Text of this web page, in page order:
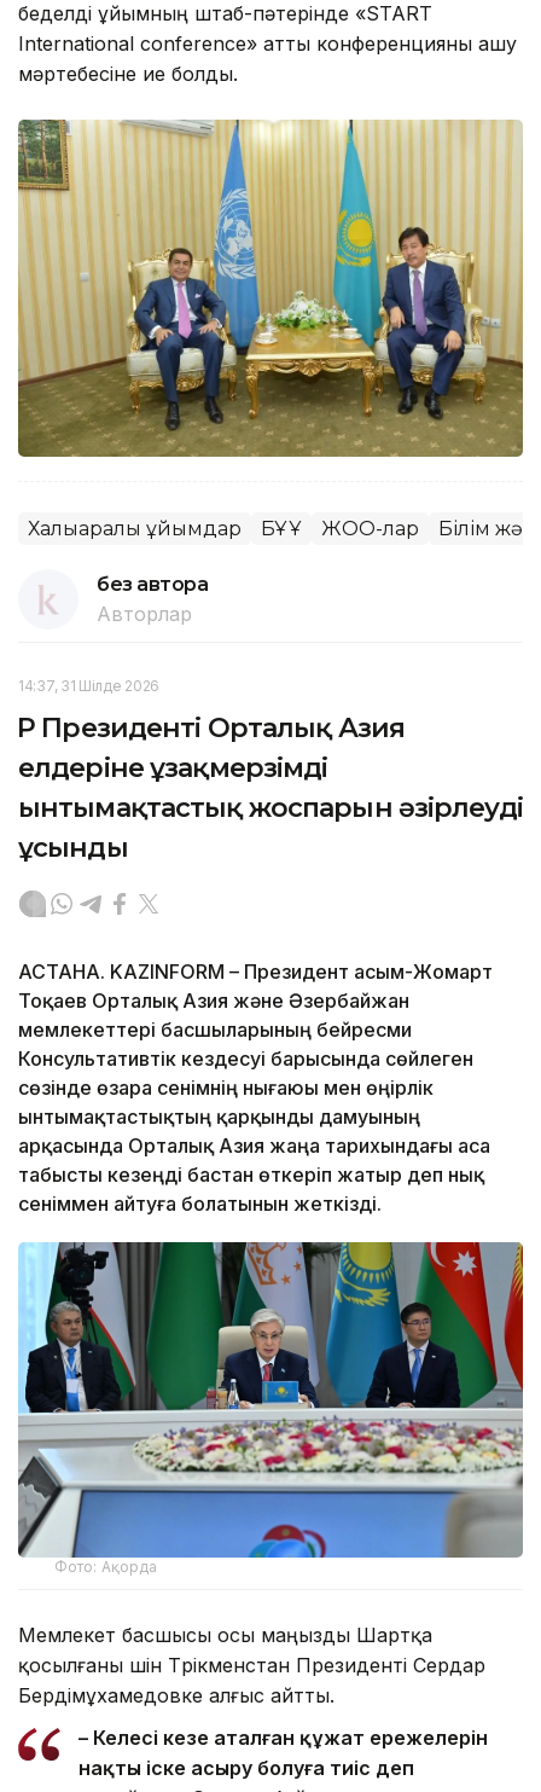
беделді ұйымның штаб-пәтерінде «START
International conference» атты конференцияны ашу
мәртебесіне ие болды.
Халықаралық ұйымдар БҰҰ ЖОО-лар Білім
без автора
Авторлар
14:37, 31 Шілде 2026
ҚР Президенті Орталық Азия
елдеріне ұзақмерзімді
ынтымақтастық жоспарын әзірлеуді
ұсынды
АСТАНА. KAZINFORM – Президент Қасым-Жомарт
Тоқаев Орталық Азия және Әзербайжан
мемлекеттері басшыларының бейресми
Консультативтік кездесуі барысында сөйлеген
сөзінде өзара сенімнің нығаюы мен өңірлік
ынтымақтастықтың қарқынды дамуының
арқасында Орталық Азия жаңа тарихындағы аса
табысты кезеңді бастан өткеріп жатыр деп нық
сеніммен айтуға болатынын жеткізді.
Фото: Ақорда
Мемлекет басшысы осы маңызды Шартқа
қосылғаны үшін Түрікменстан Президенті Сердар
Бердімұхамедовке алғыс айтты.
– Келесі кезең аталған құжат ережелерін
нақты іске асыру болуға тиіс деп